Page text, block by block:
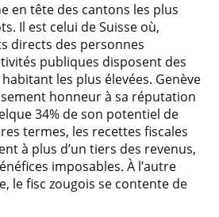
en tête des cantons les plus
Il est celui de Suisse où,
directs des personnes
publiques disposent des
les plus élevées. Genève
honneur à sa réputation
34% de son potentiel de
termes, les recettes fiscales
à plus d’un tiers des revenus,
imposables. À l’autre
le fisc zougois se contente de